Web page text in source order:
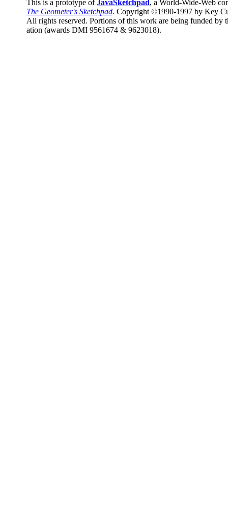
This is a prototype ofJavaSketchpad, a World-Wide-Web
The Geometer's Sketchpad. Copyright ©1990-1997 by Key
All rights reserved. Portions of this work are being funded by
ation (awards DMI 9561674 & 9623018).